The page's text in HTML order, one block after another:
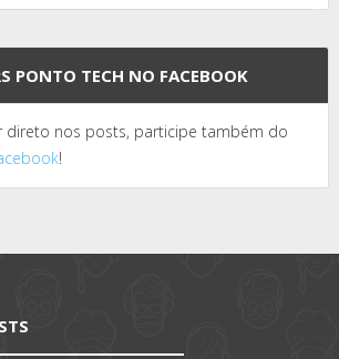
PONTO TECH NO FACEBOOK
direto nos posts, participe também do
!